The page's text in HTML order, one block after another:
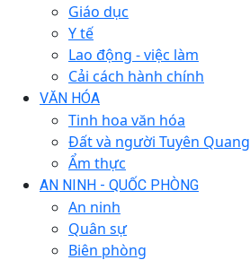
Giáo dục
Y tế
Lao động - việc làm
Cải cách hành chính
VĂN HÓA
Tinh hoa văn hóa
Đất và người Tuyên Quang
Ẩm thực
AN NINH - QUỐC PHÒNG
An ninh
Quân sự
Biên phòng